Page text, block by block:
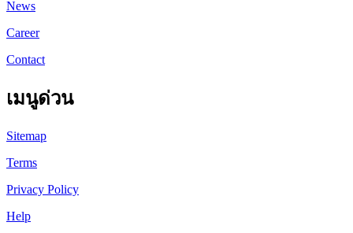
News
Career
Contact
เมนูด่วน
Sitemap
Terms
Privacy Policy
Help